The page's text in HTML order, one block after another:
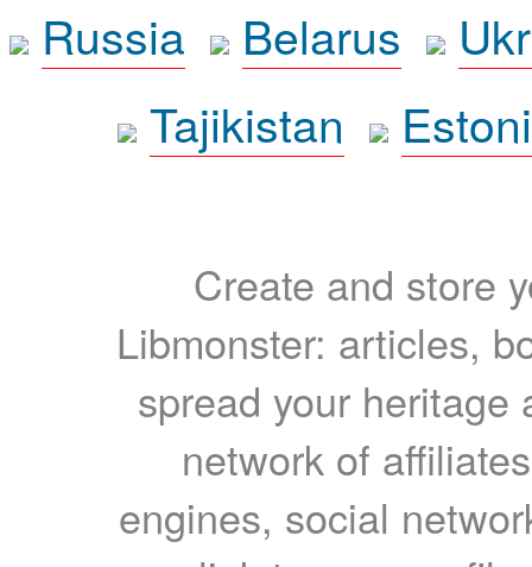
Russia
Belarus
Tajikistan
Create and store
Libmonster: articles,
spread your heritage
network of
engines, social